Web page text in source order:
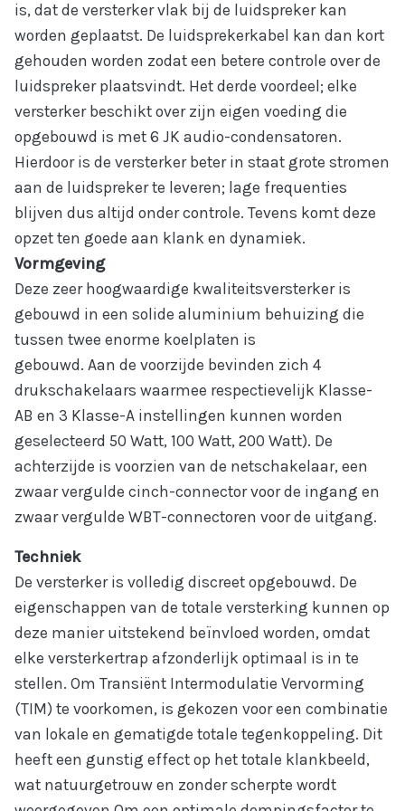
is, dat de versterker vlak bij de luidspreker kan
worden geplaatst. De luidsprekerkabel kan dan kort
gehouden worden zodat een betere controle over de
luidspreker plaatsvindt. Het derde voordeel; elke
versterker beschikt over zijn eigen voeding die
opgebouwd is met 6 JK audio-condensatoren.
Hierdoor is de versterker beter in staat grote stromen
aan de luidspreker te leveren; lage frequenties
blijven dus altijd onder controle. Tevens komt deze
opzet ten goede aan klank en dynamiek.
Vormgeving
Deze zeer hoogwaardige kwaliteitsversterker is
gebouwd in een solide aluminium behuizing die
tussen twee enorme koelplaten is
gebouwd. Aan de voorzijde bevinden zich 4
drukschakelaars waarmee respectievelijk Klasse-
AB en 3 Klasse-A instellingen kunnen worden
geselecteerd 50 Watt, 100 Watt, 200 Watt). De
achterzijde is voorzien van de netschakelaar, een
zwaar vergulde cinch-connector voor de ingang en
zwaar vergulde WBT-connectoren voor de uitgang.
Techniek
De versterker is volledig discreet opgebouwd. De
eigenschappen van de totale versterking kunnen op
deze manier uitstekend beïnvloed worden, omdat
elke versterkertrap afzonderlijk optimaal is in te
stellen. Om Transiënt Intermodulatie Vervorming
(TIM) te voorkomen, is gekozen voor een combinatie
van lokale en gematigde totale tegenkoppeling. Dit
heeft een gunstig effect op het totale klankbeeld,
wat natuurgetrouw en zonder scherpte wordt